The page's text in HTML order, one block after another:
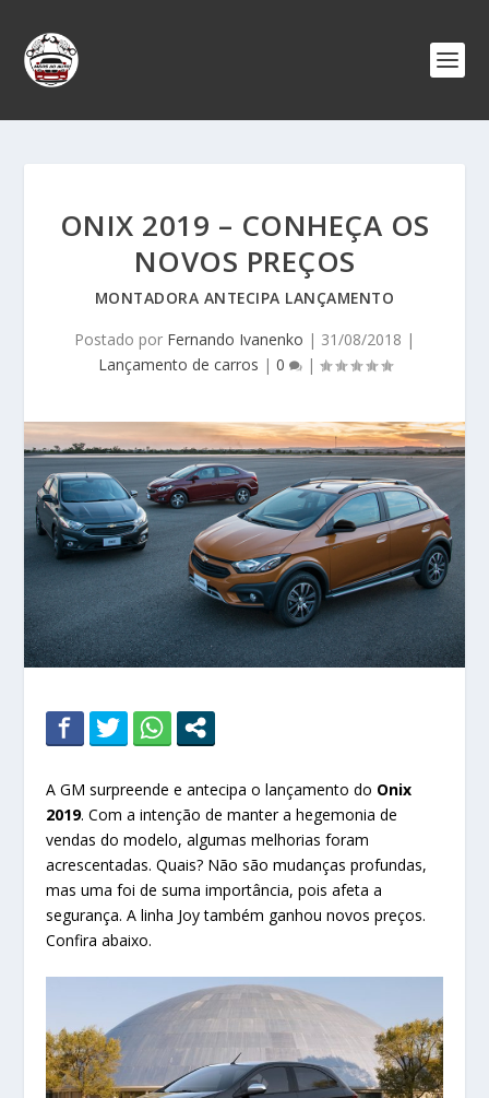
ONIX 2019 – CONHEÇA OS
NOVOS PREÇOS
MONTADORA ANTECIPA LANÇAMENTO
Postado por Fernando Ivanenko | 31/08/2018 |
Lançamento de carros | 0 |
A GM surpreende e antecipa o lançamento do Onix
2019. Com a intenção de manter a hegemonia de
vendas do modelo, algumas melhorias foram
acrescentadas. Quais? Não são mudanças profundas,
mas uma foi de suma importância, pois afeta a
segurança. A linha Joy também ganhou novos preços.
Confira abaixo.